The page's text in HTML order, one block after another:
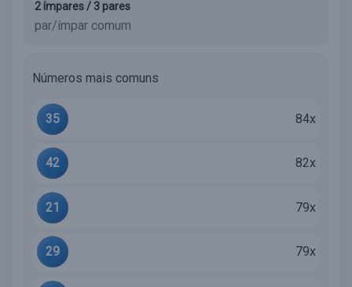
2 ímpares / 3 pares
par/ímpar comum
Números mais comuns
35 84x
42 82x
21 79x
29 79x